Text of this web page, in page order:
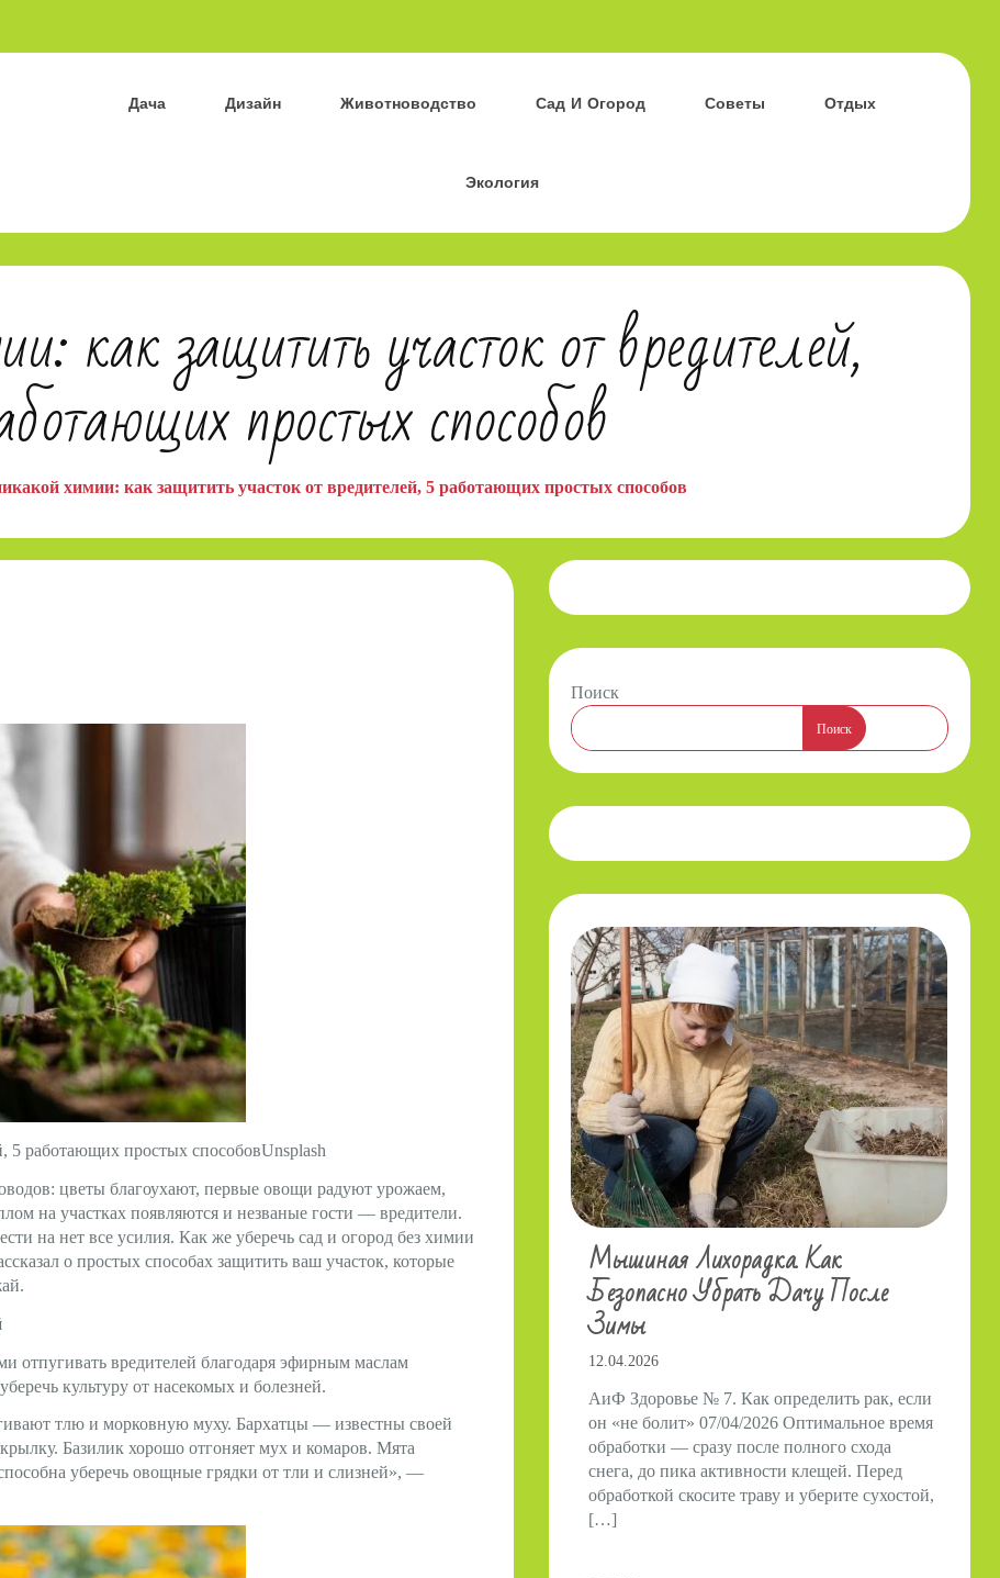
Дача Дизайн Животноводство Сад И Огород Советы Отдых
Экология
как защитить участок от вредителей,
простых способов
химии: как защитить участок от вредителей, 5 работающих простых способов
5 работающих простых способовUnsplash
цветы благоухают, первые овощи радуют урожаем,
на участках появляются и незваные гости — вредители.
на нет все усилия. Как же уберечь сад и огород без химии
о простых способах защитить ваш участок, которые
отпугивать вредителей благодаря эфирным маслам
культуру от насекомых и болезней.
тлю и морковную муху. Бархатцы — известны своей
Базилик хорошо отгоняет мух и комаров. Мята
уберечь овощные грядки от тли и слизней», —
Поиск
Поиск
Мышиная Лихорадка. Как
Безопасно Убрать Дачу После
Зимы
12.04.2026
АиФ Здоровье № 7. Как определить рак, если
он «не болит» 07/04/2026 Оптимальное время
обработки — сразу после полного схода
снега, до пика активности клещей. Перед
обработкой скосите траву и уберите сухостой,
[…]